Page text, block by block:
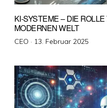
KI-SYSTEME – DIE
MODERNEN WELT
CEO · Veröffentlicht
13. Februar 2025